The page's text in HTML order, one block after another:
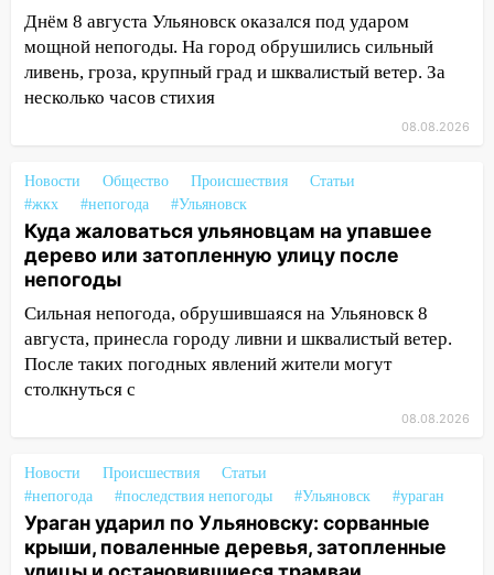
14:14 Студента из Ульяновска обманули
мошенники под видом преподавателя
14:12
упавшее дерево или затопленную улицу
13:59 В Новом городе ураганным
ветром сорвало опалубку со
строящегося дома
13:54 В мэрии Ульяновска рассказали,
как устраняют последствия мощного
шторма
13:49 Стихия продолжает крушить
Ульяновск: дерево рухнуло на дом на
13:47
На Нижней Террасе мощным
ветром вырвало дерево с корнем
13:46 Сильный ветер сорвал крышу с
СТО на проспекте Созидателей
Днём 8 августа Ульяновск оказался под ударом
мощной непогоды. На город обрушились сильный
ливень, гроза, крупный град и шквалистый ветер. За
несколько часов стихия
08.08.2026
Новости Общество Происшествия
Статьи
#жкх
#непогода #Ульяновск
Куда жаловаться ульяновцам на упавшее
дерево или затопленную улицу после
непогоды
Сильная непогода, обрушившаяся на Ульяновск 8
августа, принесла городу ливни и шквалистый ветер.
После таких погодных явлений жители могут
столкнуться с
08.08.2026
Новости Происшествия
Статьи
#непогода
#последствия непогоды #Ульяновск #ураган
Ураган ударил по Ульяновску: сорванные
крыши, поваленные деревья, затопленные